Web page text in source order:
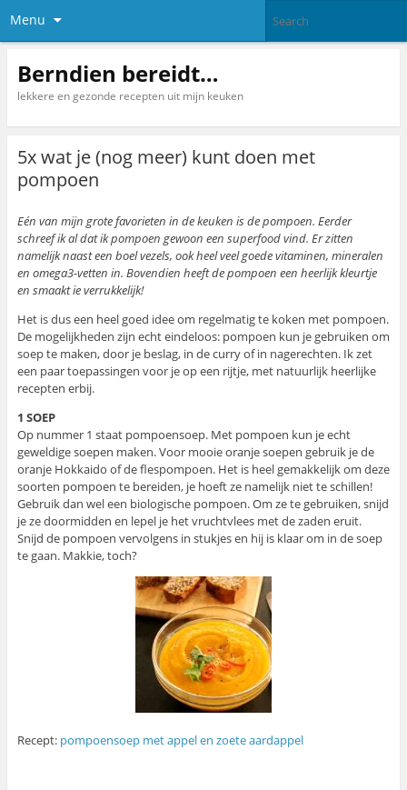
Menu
Berndien bereidt…
lekkere en gezonde recepten uit mijn keuken
5x wat je (nog meer) kunt doen met
pompoen
Eén van mijn grote favorieten in de keuken is de pompoen. Eerder
schreef ik al dat ik pompoen gewoon een superfood vind. Er zitten
namelijk naast een boel vezels, ook heel veel goede vitaminen, mineralen
en omega3-vetten in. Bovendien heeft de pompoen een heerlijk kleurtje
en smaakt ie verrukkelijk!
Het is dus een heel goed idee om regelmatig te koken met pompoen.
De mogelijkheden zijn echt eindeloos: pompoen kun je gebruiken om
soep te maken, door je beslag, in de curry of in nagerechten. Ik zet
een paar toepassingen voor je op een rijtje, met natuurlijk heerlijke
recepten erbij.
1 SOEP
Op nummer 1 staat pompoensoep. Met pompoen kun je echt
geweldige soepen maken. Voor mooie oranje soepen gebruik je de
oranje Hokkaido of de flespompoen. Het is heel gemakkelijk om deze
soorten pompoen te bereiden, je hoeft ze namelijk niet te schillen!
Gebruik dan wel een biologische pompoen. Om ze te gebruiken, snijd
je ze doormidden en lepel je het vruchtvlees met de zaden eruit.
Snijd de pompoen vervolgens in stukjes en hij is klaar om in de soep
te gaan. Makkie, toch?
Recept: pompoensoep met appel en zoete aardappel